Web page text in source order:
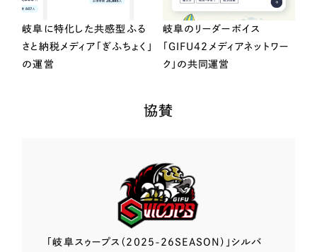
岐阜に特化した共感型ふる
さと納税メディア「ぎふちょく」
の運営
岐阜のリーダーボイス
「GIFU42メディアネットワー
ク」の共同運営
協賛
「岐阜スゥープス （2025-26SEASON）」 シルバ